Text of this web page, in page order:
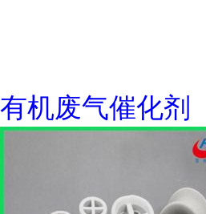
有机废气催化剂